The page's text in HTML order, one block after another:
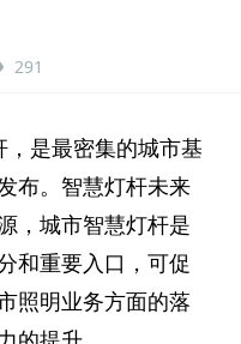
291
是最密集的城市基
布。智慧灯杆未来
，城市智慧灯杆是
和重要入口，可促
照明业务方面的落